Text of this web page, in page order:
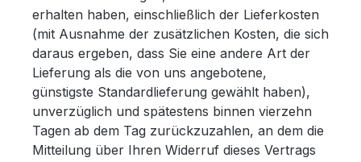
erhalten haben, einschließlich der Lieferkosten
(mit Ausnahme der zusätzlichen Kosten, die sich
daraus ergeben, dass Sie eine andere Art der
Lieferung als die von uns angebotene,
günstigste Standardlieferung gewählt haben),
unverzüglich und spätestens binnen vierzehn
Tagen ab dem Tag zurückzuzahlen, an dem die
Mitteilung über Ihren Widerruf dieses Vertrags